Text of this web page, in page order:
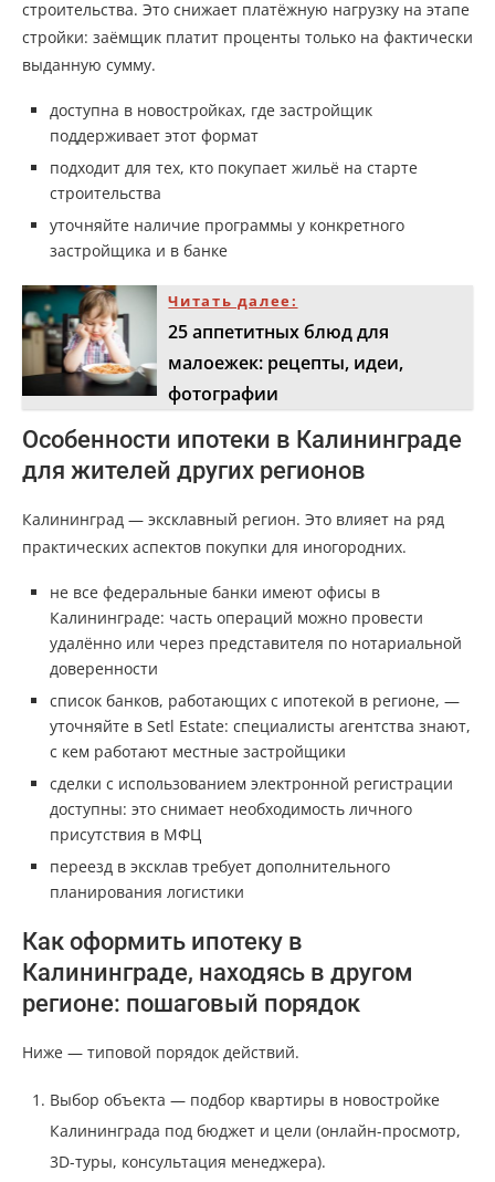
строительства. Это снижает платёжную нагрузку на этапе
стройки: заёмщик платит проценты только на фактически
выданную сумму.
доступна в новостройках, где застройщик
поддерживает этот формат
подходит для тех, кто покупает жильё на старте
строительства
уточняйте наличие программы у конкретного
застройщика и в банке
Читать далее:
25 аппетитных блюд для
малоежек: рецепты, идеи,
фотографии
Особенности ипотеки в Калининграде
для жителей других регионов
Калининград — эксклавный регион. Это влияет на ряд
практических аспектов покупки для иногородних.
не все федеральные банки имеют офисы в
Калининграде: часть операций можно провести
удалённо или через представителя по нотариальной
доверенности
список банков, работающих с ипотекой в регионе, —
уточняйте в Setl Estate: специалисты агентства знают,
с кем работают местные застройщики
сделки с использованием электронной регистрации
доступны: это снимает необходимость личного
присутствия в МФЦ
переезд в эксклав требует дополнительного
планирования логистики
Как оформить ипотеку в
Калининграде, находясь в другом
регионе: пошаговый порядок
Ниже — типовой порядок действий.
Выбор объекта — подбор квартиры в новостройке
Калининграда под бюджет и цели (онлайн-просмотр,
3D-туры, консультация менеджера).